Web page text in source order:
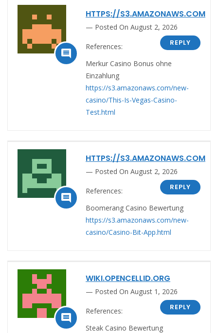

HTTPS://S3.AMAZONAWS.COM
Posted On August 2, 2026
REPLY
References:
Merkur Casino Bonus ohne
Einzahlung
https://s3.amazonaws.com/new-
casino/This-Is-Vegas-Casino-
Test.html

HTTPS://S3.AMAZONAWS.COM
Posted On August 2, 2026
REPLY
References:
Boomerang Casino Bewertung
https://s3.amazonaws.com/new-
casino/Casino-Bit-App.html

WIKI.OPENCELLID.ORG
Posted On August 1, 2026
REPLY
References:
Steak Casino Bewertung